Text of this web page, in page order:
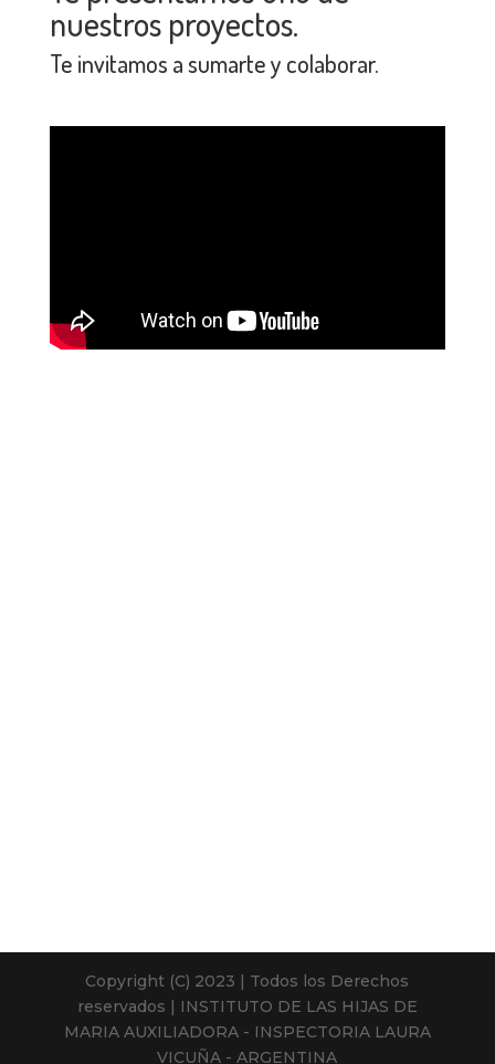
nuestros proyectos.
Te invitamos a sumarte y colaborar.
Copyright (C) 2023 | Todos los Derechos
reservados | INSTITUTO DE LAS HIJAS DE
MARIA AUXILIADORA - INSPECTORIA LAURA
VICUÑA - ARGENTINA